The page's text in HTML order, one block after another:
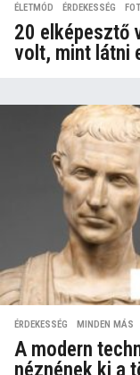
ÉLETMÓD ,ÉRDEKESSÉG ,
20 elképesztő
volt, mint látni
ÉRDEKESSÉG ,MINDEN MÁS
A modern
néznének ki a